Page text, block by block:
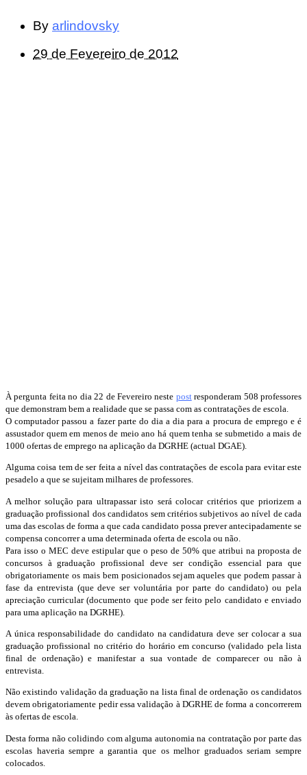
By arlindovsky
29 de Fevereiro de 2012
À pergunta feita no dia 22 de Fevereiro neste postresponderam 508 professores
que demonstram bem a realidade que se passa com as contratações de escola.
O computador passou a fazer parte do dia a dia para a procura de emprego e é
assustador quem em menos de meio ano há quem tenha se submetido a mais de
1000 ofertas de emprego na aplicação da DGRHE (actual DGAE).
Alguma coisa tem de ser feita a nível das contratações de escola para evitar este
pesadelo a que se sujeitam milhares de professores.
A melhor solução para ultrapassar isto será colocar critérios que priorizem a
graduação profissional dos candidatos sem critérios subjetivos ao nível de cada
uma das escolas de forma a que cada candidato possa prever antecipadamente se
compensa concorrer a uma determinada oferta de escola ou não.
Para isso o MEC deve estipular que o peso de 50% que atribui na proposta de
concursos à graduação profissional deve ser condição essencial para que
obrigatoriamente os mais bem posicionados sejam aqueles que podem passar à
fase da entrevista (que deve ser voluntária por parte do candidato) ou pela
apreciação curricular (documento que pode ser feito pelo candidato e enviado
para uma aplicação na DGRHE).
A única responsabilidade do candidato na candidatura deve ser colocar a sua
graduação profissional no critério do horário em concurso (validado pela lista
final de ordenação) e manifestar a sua vontade de comparecer ou não à
entrevista.
Não existindo validação da graduação na lista final de ordenação os candidatos
devem obrigatoriamente pedir essa validação à DGRHE de forma a concorrerem
às ofertas de escola.
Desta forma não colidindo com alguma autonomia na contratação por parte das
escolas haveria sempre a garantia que os melhor graduados seriam sempre
colocados.